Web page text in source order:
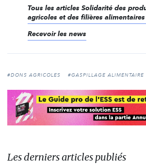
Tous les articles Solidarité des
agricoles et des filières alimentaires
Recevoir les news
#DONS AGRICOLES #GASPILLAGE ALIMENTAIRE
Les derniers articles publiés